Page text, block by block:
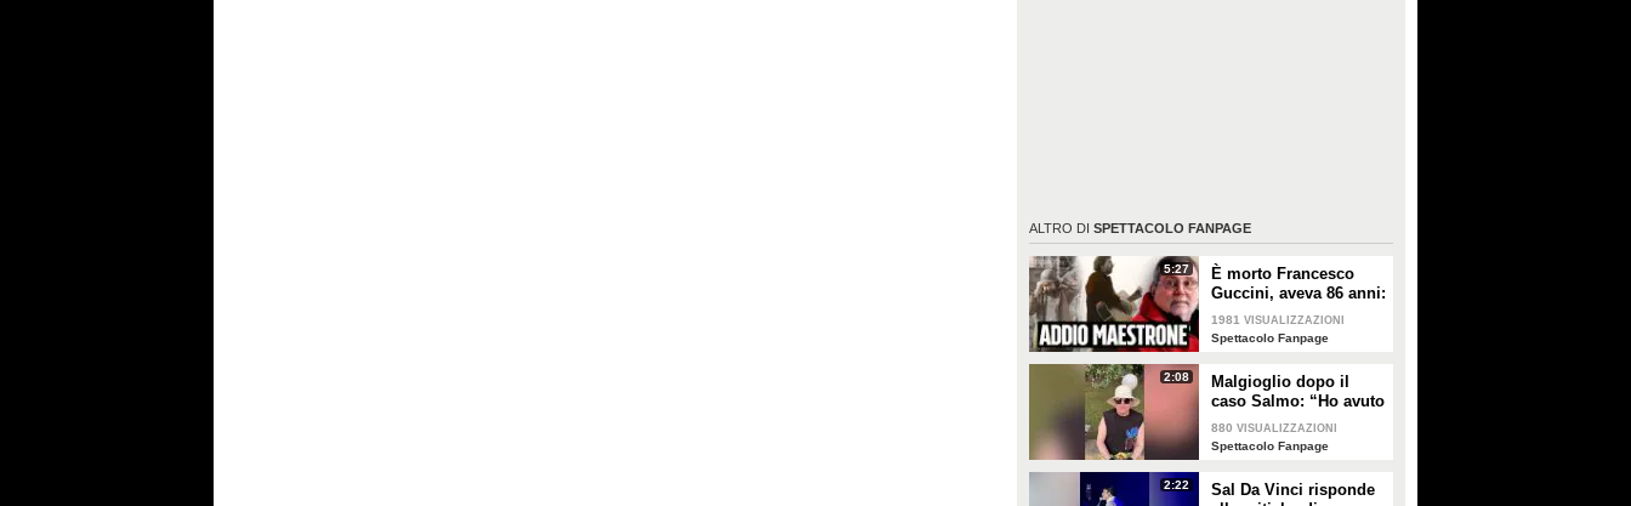
ALTRO DI SPETTACOLO FANPAGE
5:27
È morto Francesco
Guccini, aveva 86 anni:
è stato uno dei
cantautori più
1981 VISUALIZZAZIONI
Spettacolo Fanpage
2:08
Malgioglio dopo il
caso Salmo: “Ho avuto
un melanoma. Mettete
la crema, non sentite i
880 VISUALIZZAZIONI
Spettacolo Fanpage
2:22
Sal Da Vinci risponde